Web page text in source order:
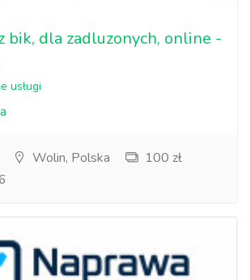
bik, dla zadluzonych, online -
usługi
Wolin, Polska
100 zł